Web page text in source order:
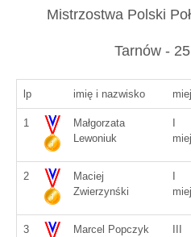
Mistrzostwa Polski
Tarnów -
lp imię i nazwisko
1
Małgorzata
Lewoniuk
2
Maciej
Zwierzynśki
3 Marcel Popczyk